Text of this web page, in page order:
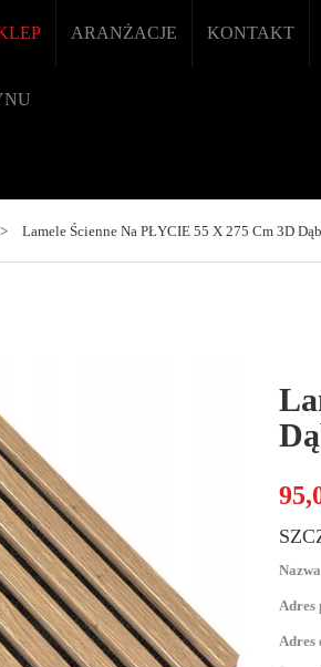
ARANŻACJE KONTAKT
> Lamele Ścienne Na PŁYCIE 55 X 275 Cm 3D
Adres
Adres